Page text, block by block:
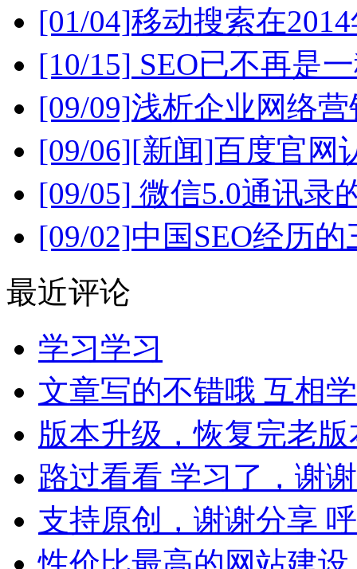
[01/04]移动搜索在
[10/15] SEO已不再是
[09/09]浅析企业网络
[09/06][新闻]百度官网
[09/05] 微信5.0通讯录
[09/02]中国SEO经历
最近评论
学习学习
文章写的不错哦 互相
版本升级，恢复完老
路过看看 学习了，谢
支持原创，谢谢分享